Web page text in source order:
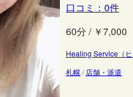
口コミ：0件
60分 / ￥7,000
Healing Service（ヒ
札幌/ 店舗・派遣